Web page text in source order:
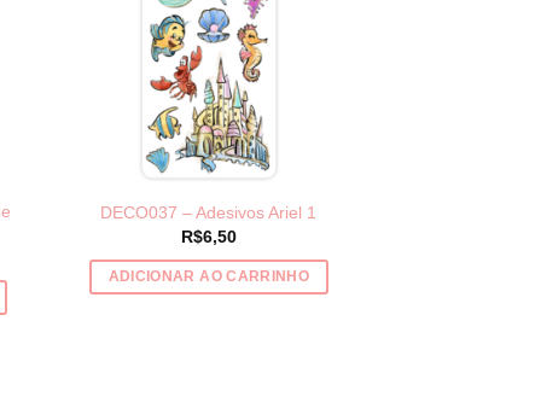
DECO037 – Adesivos Ariel 1
R$6,50
ADICIONAR AO CARRINHO